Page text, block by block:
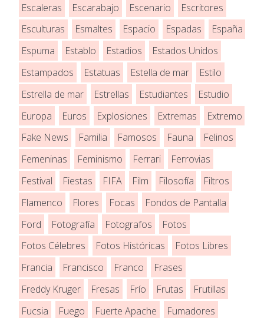
Escaleras
Escarabajo Escenario
Escritores
Esculturas
Esmaltes Espacio Espadas
España
Espuma
Establo Estadios
Estados Unidos
Estampados
Estatuas Estella de mar
Estilo
Estrella de mar
Estrellas Estudiantes
Estudio
Europa
Euros Explosiones Extremas
Extremo
Fake News
Familia Famosos Fauna
Felinos
Femeninas
Feminismo Ferrari
Ferrovias
Festival
Fiestas FIFA Film Filosofía
Filtros
Flamenco
Flores Focas
Fondos de Pantalla
Ford
Fotografía Fotografos
Fotos
Fotos Célebres
Fotos Históricas
Fotos Libres
Francia
Francisco Franco
Frases
Freddy Kruger
Fresas Frío Frutas
Frutillas
Fucsia
Fuego Fuerte Apache
Fumadores